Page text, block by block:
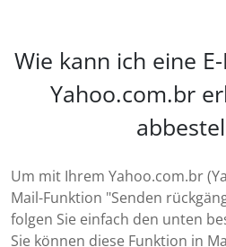
Wie kann ich eine
Yahoo.com.br
Um mit Ihrem Yahoo.com.br
Mail-Funktion "Senden
folgen Sie einfach den unten
Sie können diese Funktion in